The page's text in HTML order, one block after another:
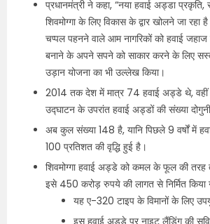
प्रधानमंत्री ने कहा, “नया हवाई अड्डा
शिवमोग्गा के लिए विकास के द्वार खोलने जा रहा
चप्पल पहनने वाले आम नागरिकों को हवाई जहाज
बनाने के अपने सपने को साकार करने के लिए
उड़ान योजना का भी उल्लेख किया।
2014 तक देश में मात्र 74 हवाई अड्डे थे, वहीं
उद्घाटन के उपरांत हवाई अड्डों की संख्या
अब कुल संख्या 148 है, यानि पिछले 9 वर्षों में
100 प्रतिशत की वृद्धि हुई है।
शिवमोग्गा हवाई अड्डे को कमल के फूल की तरह
इसे 450 करोड़ रुपये की लागत से निर्मित किया
यह ए-320 टाइप के विमानों के लिए
इस हवाई अड्डे पर नाइट लैंडिंग की